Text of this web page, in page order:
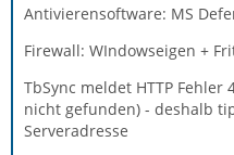
Antivierensoftware: MS
Firewall: WIndowseigen +
TbSync meldet HTTP Fehler
nicht gefunden) - deshalb
Serveradresse